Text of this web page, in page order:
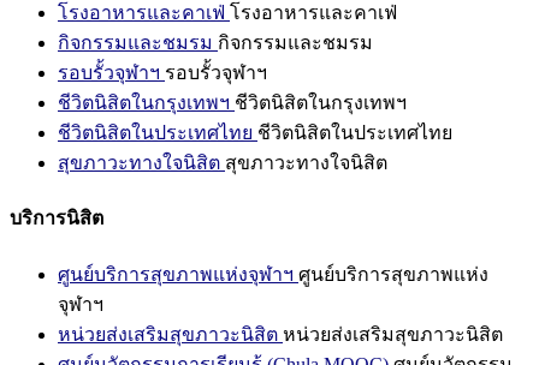
โรงอาหารและคาเฟ่ โรงอาหารและคาเฟ่
กิจกรรมและชมรม กิจกรรมและชมรม
รอบรั้วจุฬาฯ รอบรั้วจุฬาฯ
ชีวิตนิสิตในกรุงเทพฯ ชีวิตนิสิตในกรุงเทพฯ
ชีวิตนิสิตในประเทศไทย ชีวิตนิสิตในประเทศไทย
สุขภาวะทางใจนิสิต สุขภาวะทางใจนิสิต
บริการนิสิต
ศูนย์บริการสุขภาพแห่งจุฬาฯ ศูนย์บริการสุขภาพแห่ง
จุฬาฯ
หน่วยส่งเสริมสุขภาวะนิสิต หน่วยส่งเสริมสุขภาวะนิสิต